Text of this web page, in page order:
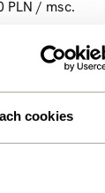
cookies
PLN / msc.
PLN / m²